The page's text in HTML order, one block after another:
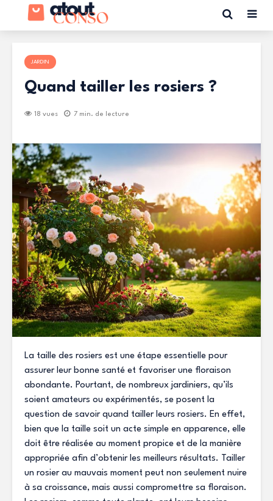
JARDIN
Quand tailler les rosiers ?
18 vues 7 min. de lecture
La taille des rosiers est une étape essentielle pour
assurer leur bonne santé et favoriser une floraison
abondante. Pourtant, de nombreux jardiniers, qu’ils
soient amateurs ou expérimentés, se posent la
question de savoir quand tailler leurs rosiers. En effet,
bien que la taille soit un acte simple en apparence, elle
doit être réalisée au moment propice et de la manière
appropriée afin d’obtenir les meilleurs résultats. Tailler
un rosier au mauvais moment peut non seulement nuire
à sa croissance, mais aussi compromettre sa floraison.